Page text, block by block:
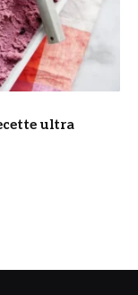
ultra